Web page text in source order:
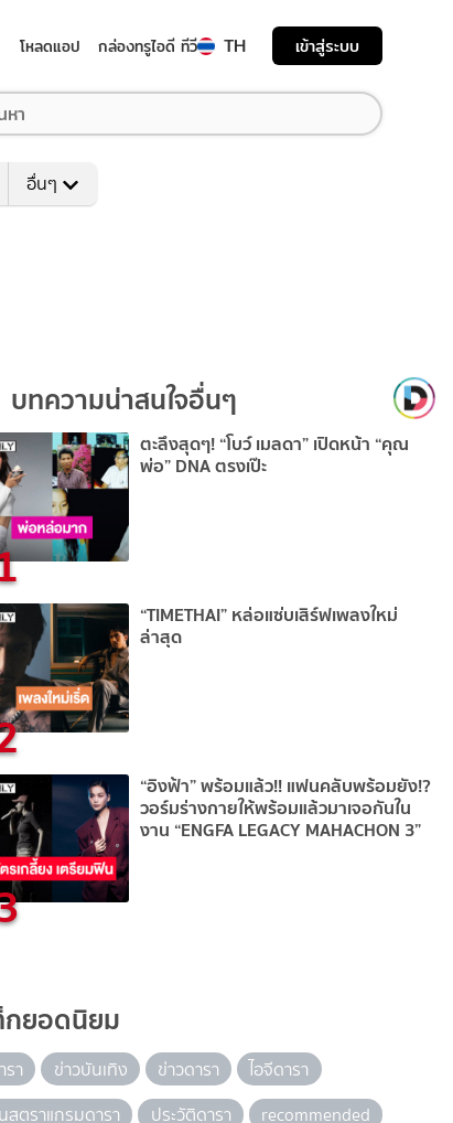
โหลดแอป กล่องทรูไอดี ทีวี TH เข้าสู่ระบบ
อื่นๆ
บทความน่าสนใจอื่นๆ
ตะลึงสุดๆ! “โบว์ เมลดา” เปิดหน้า “คุณ
พ่อ” DNA ตรงเป๊ะ
“TIMETHAI” หล่อแซ่บเสิร์ฟเพลงใหม่
ล่าสุด
“อิงฟ้า” พร้อมแล้ว!! แฟนคลับพร้อมยัง!?
วอร์มร่างกายให้พร้อมแล้วมาเจอกันใน
งาน “ENGFA LEGACY MAHACHON 3”
กยอดนิยม
รา ข่าวบันเทิง ข่าวดารา
ไอจีดารา
สตราแกรมดารา
ประวัติดารา
recommended